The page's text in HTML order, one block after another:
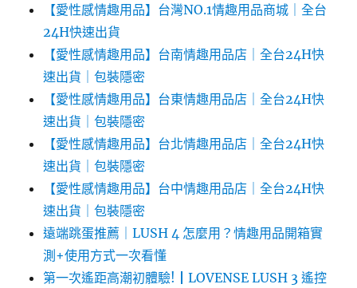
【愛性感情趣用品】台灣NO.1情趣用品商城｜全台
24H快速出貨
【愛性感情趣用品】台南情趣用品店｜全台24H快
速出貨｜包裝隱密
【愛性感情趣用品】台東情趣用品店｜全台24H快
速出貨｜包裝隱密
【愛性感情趣用品】台北情趣用品店｜全台24H快
速出貨｜包裝隱密
【愛性感情趣用品】台中情趣用品店｜全台24H快
速出貨｜包裝隱密
遠端跳蛋推薦｜LUSH 4 怎麼用？情趣用品開箱實
測+使用方式一次看懂
第一次遙距高潮初體驗!┃LOVENSE LUSH 3 遙控